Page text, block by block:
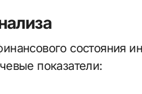
состояния
показатели: